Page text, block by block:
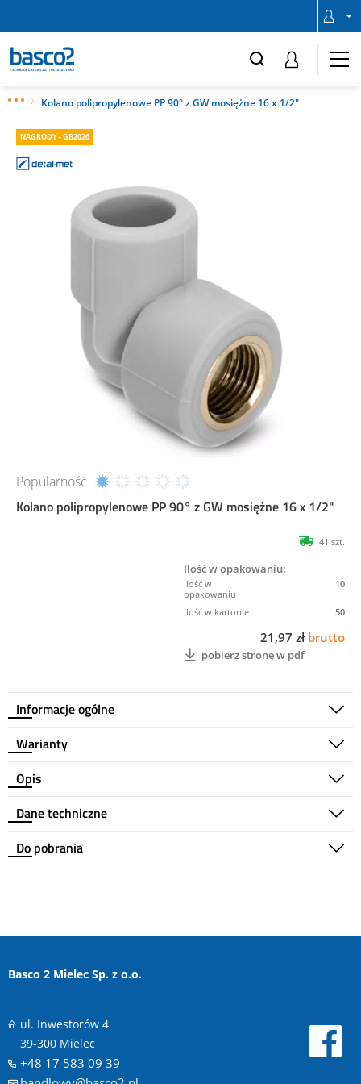
Kolano polipropylenowe PP 90° z GW mosiężne 16 x 1/2"
Popularność
NAGRODY - GB2026
Kolano polipropylenowe PP 90° z GW mosiężne 16 x 1/2"
Informacje ogólne
41 szt.
Ilość w opakowaniu:
10
50
21,97 zł brutto
pobierz stronę w pdf
Warianty
Opis
Dane techniczne
Do pobrania
Basco 2 Mielec Sp. z o.o.
ul. Inwestorów 4
39-300 Mielec
+48 17 583 09 39